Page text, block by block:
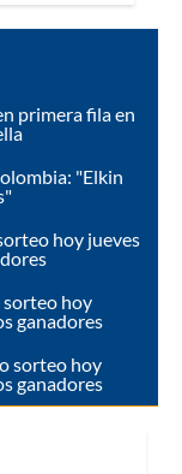
primera fila en
"Elkin
hoy jueves
sorteo hoy
ganadores
sorteo hoy
ganadores